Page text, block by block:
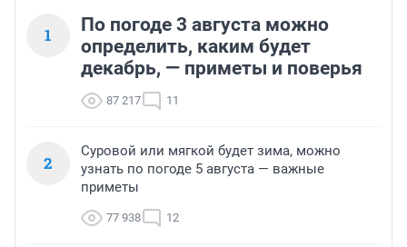
1
По погоде 3 августа можно
определить, каким будет
декабрь, — приметы и поверья
87 217 11
2
Суровой или мягкой будет зима, можно
узнать по погоде 5 августа — важные
приметы
77 938 12